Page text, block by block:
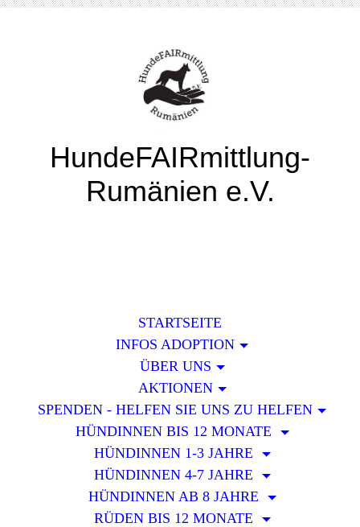
HundeFAIRmittlung-
Rumänien e.V.
STARTSEITE
INFOS ADOPTION
ÜBER UNS
AKTIONEN
SPENDEN - HELFEN SIE UNS ZU HELFEN
HÜNDINNEN BIS 12 MONATE
HÜNDINNEN 1-3 JAHRE
HÜNDINNEN 4-7 JAHRE
HÜNDINNEN AB 8 JAHRE
RÜDEN BIS 12 MONATE